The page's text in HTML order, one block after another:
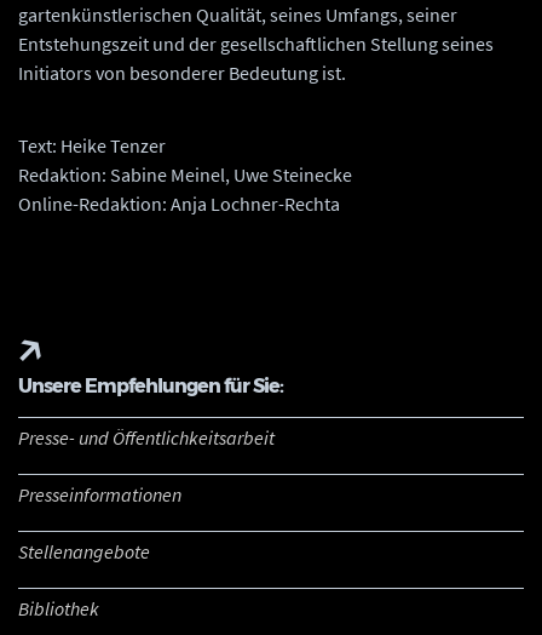
gartenkünstlerischen Qualität, seines Umfangs, seiner
Entstehungszeit und der gesellschaftlichen Stellung seines
Initiators von besonderer Bedeutung ist.
Text: Heike Tenzer
Redaktion: Sabine Meinel, Uwe Steinecke
Online-Redaktion: Anja Lochner-Rechta
Unsere Empfehlungen für Sie:
Presse- und Öffentlichkeitsarbeit
Presseinformationen
Stellenangebote
Bibliothek